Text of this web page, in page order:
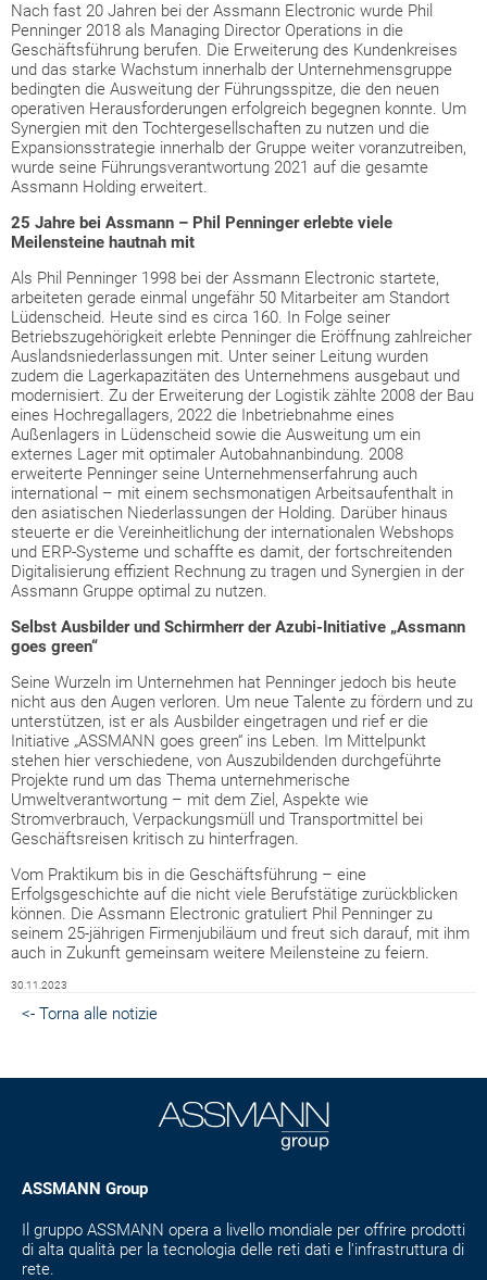
Nach fast 20 Jahren bei der Assmann Electronic wurde Phil
Penninger 2018 als Managing Director Operations in die
Geschäftsführung berufen. Die Erweiterung des Kundenkreises
und das starke Wachstum innerhalb der Unternehmensgruppe
bedingten die Ausweitung der Führungsspitze, die den neuen
operativen Herausforderungen erfolgreich begegnen konnte. Um
Synergien mit den Tochtergesellschaften zu nutzen und die
Expansionsstrategie innerhalb der Gruppe weiter voranzutreiben,
wurde seine Führungsverantwortung 2021 auf die gesamte
Assmann Holding erweitert.
25 Jahre bei Assmann – Phil Penninger erlebte viele
Meilensteine hautnah mit
Als Phil Penninger 1998 bei der Assmann Electronic startete,
arbeiteten gerade einmal ungefähr 50 Mitarbeiter am Standort
Lüdenscheid. Heute sind es circa 160. In Folge seiner
Betriebszugehörigkeit erlebte Penninger die Eröffnung zahlreicher
Auslandsniederlassungen mit. Unter seiner Leitung wurden
zudem die Lagerkapazitäten des Unternehmens ausgebaut und
modernisiert. Zu der Erweiterung der Logistik zählte 2008 der Bau
eines Hochregallagers, 2022 die Inbetriebnahme eines
Außenlagers in Lüdenscheid sowie die Ausweitung um ein
externes Lager mit optimaler Autobahnanbindung. 2008
erweiterte Penninger seine Unternehmenserfahrung auch
international – mit einem sechsmonatigen Arbeitsaufenthalt in
den asiatischen Niederlassungen der Holding. Darüber hinaus
steuerte er die Vereinheitlichung der internationalen Webshops
und ERP-Systeme und schaffte es damit, der fortschreitenden
Digitalisierung effizient Rechnung zu tragen und Synergien in der
Assmann Gruppe optimal zu nutzen.
Selbst Ausbilder und Schirmherr der Azubi-Initiative „Assmann
goes green“
Seine Wurzeln im Unternehmen hat Penninger jedoch bis heute
nicht aus den Augen verloren. Um neue Talente zu fördern und zu
unterstützen, ist er als Ausbilder eingetragen und rief er die
Initiative „ASSMANN goes green“ ins Leben. Im Mittelpunkt
stehen hier verschiedene, von Auszubildenden durchgeführte
Projekte rund um das Thema unternehmerische
Umweltverantwortung – mit dem Ziel, Aspekte wie
Stromverbrauch, Verpackungsmüll und Transportmittel bei
Geschäftsreisen kritisch zu hinterfragen.
Vom Praktikum bis in die Geschäftsführung – eine
Erfolgsgeschichte auf die nicht viele Berufstätige zurückblicken
können. Die Assmann Electronic gratuliert Phil Penninger zu
seinem 25-jährigen Firmenjubiläum und freut sich darauf, mit ihm
auch in Zukunft gemeinsam weitere Meilensteine zu feiern.
30.11.2023
<- Torna alle notizie
ASSMANN Group
Il gruppo ASSMANN opera a livello mondiale per offrire prodotti
di alta qualità per la tecnologia delle reti dati e l'infrastruttura di
rete.